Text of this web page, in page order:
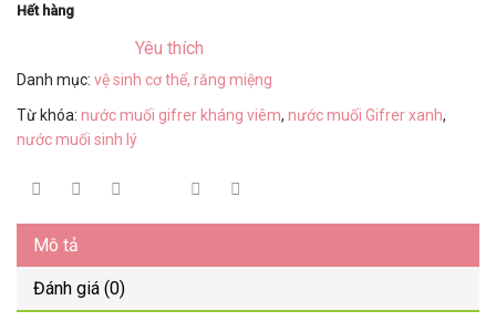
Hết hàng
Yêu thích
Danh mục: vệ sinh cơ thể, răng miệng
Từ khóa: nước muối gifrer kháng viêm, nước muối Gifrer xanh,
nước muối sinh lý
Mô tả
Đánh giá (0)